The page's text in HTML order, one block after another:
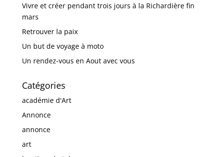
Vivre et créer pendant trois jours à la Richardière fin
mars
Retrouver la paix
Un but de voyage à moto
Un rendez-vous en Aout avec vous
Catégories
académie d'Art
Annonce
annonce
art